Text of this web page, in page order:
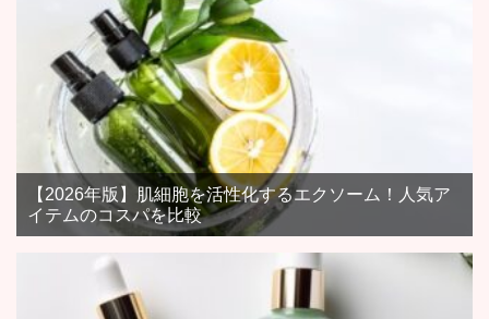
【2026年版】肌細胞を活性化するエクソーム！人気ア
イテムのコスパを比較